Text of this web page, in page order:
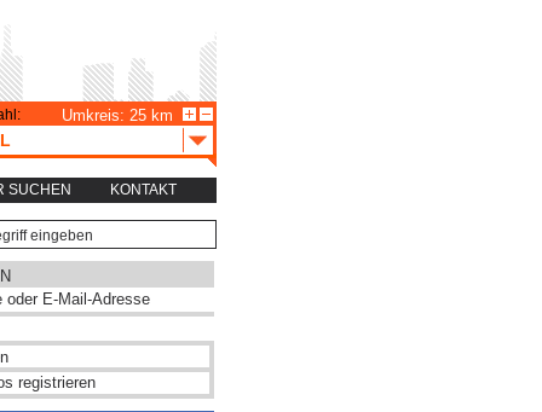
SUCHEN KONTAKT
Umkreis: 25 km
registrieren